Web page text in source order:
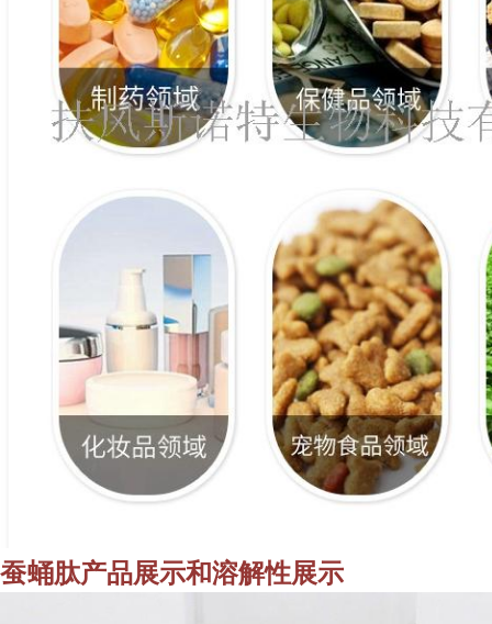
蚕蛹肽产品展示和溶解性展示